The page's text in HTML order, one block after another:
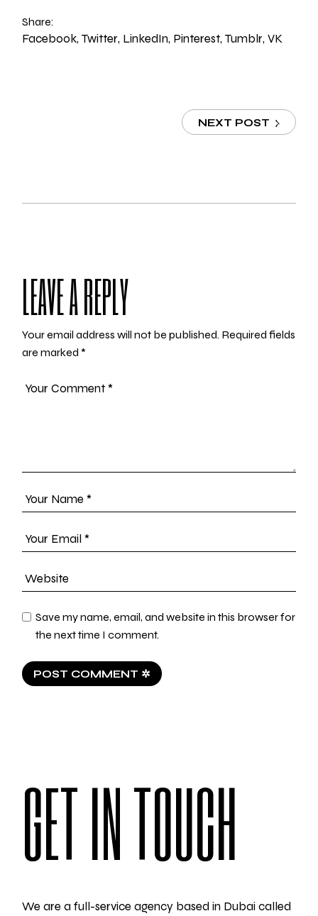
Share:
Facebook Twitter LinkedIn Pinterest Tumblr VK
NEXT POST
LEAVE A REPLY
Your email address will not be published. Required fields
are marked*
Save my name, email, and website in this browser for
the next time I comment.
POST COMMENT ✲
GET IN TOUCH
We are a full-service agency based in Dubai called